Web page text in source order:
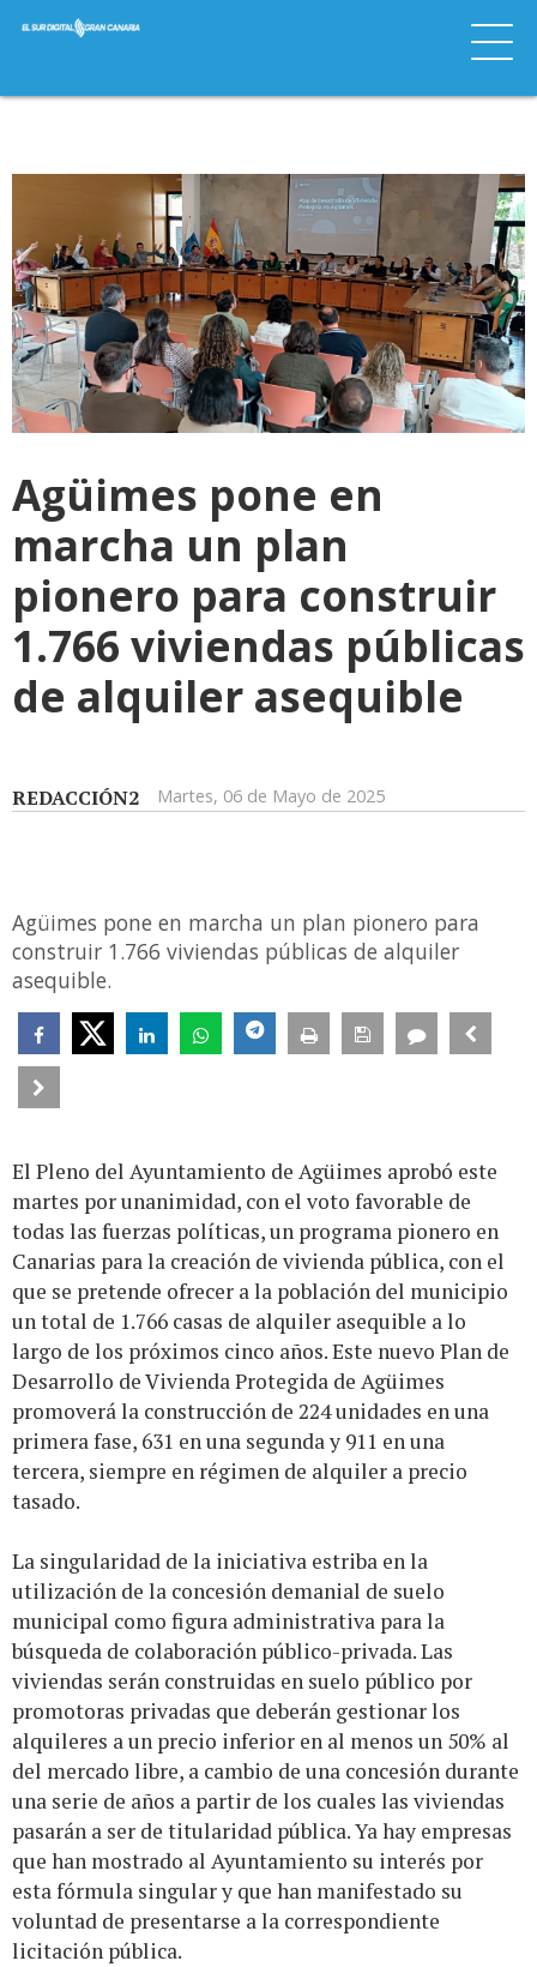
Agüimes pone en
marcha un plan
pionero para construir
1.766 viviendas públicas
de alquiler asequible
REDACCIÓN2 Martes, 06 de Mayo de 2025
Agüimes pone en marcha un plan pionero para
construir 1.766 viviendas públicas de alquiler
asequible.
El Pleno del Ayuntamiento de Agüimes aprobó este
martes por unanimidad, con el voto favorable de
todas las fuerzas políticas, un programa pionero en
Canarias para la creación de vivienda pública, con el
que se pretende ofrecer a la población del municipio
un total de 1.766 casas de alquiler asequible a lo
largo de los próximos cinco años. Este nuevo Plan de
Desarrollo de Vivienda Protegida de Agüimes
promoverá la construcción de 224 unidades en una
primera fase, 631 en una segunda y 911 en una
tercera, siempre en régimen de alquiler a precio
tasado.
La singularidad de la iniciativa estriba en la
utilización de la concesión demanial de suelo
municipal como figura administrativa para la
búsqueda de colaboración público-privada. Las
viviendas serán construidas en suelo público por
promotoras privadas que deberán gestionar los
alquileres a un precio inferior en al menos un 50% al
del mercado libre, a cambio de una concesión durante
una serie de años a partir de los cuales las viviendas
pasarán a ser de titularidad pública. Ya hay empresas
que han mostrado al Ayuntamiento su interés por
esta fórmula singular y que han manifestado su
voluntad de presentarse a la correspondiente
licitación pública.